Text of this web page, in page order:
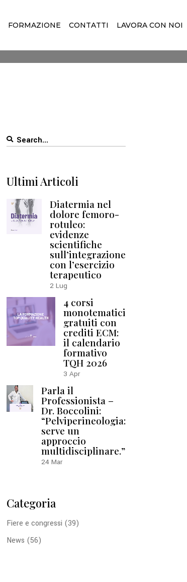
FORMAZIONE CONTATTI LAVORA CON NOI
Search
Ultimi Articoli
Diatermia nel
dolore femoro-
rotuleo:
evidenze
scientifiche
sull’integrazione
con l’esercizio
terapeutico
2 Lug
4 corsi
monotematici
gratuiti con
crediti ECM:
il calendario
formativo
TQH 2026
3 Apr
Parla il
Professionista –
Dr. Boccolini:
“Pelviperineologia:
serve un
approccio
multidisciplinare.”
24 Mar
Categoria
Fiere e congressi (39)
News (56)